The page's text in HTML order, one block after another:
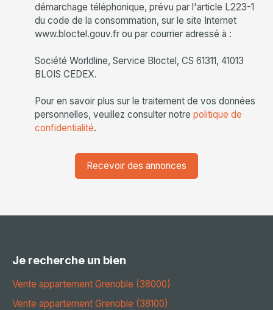
démarchage téléphonique, prévu par l'article L223-1
du code de la consommation, sur le site Internet
www.bloctel.gouv.fr ou par courrier adressé à :
Société Worldline, Service Bloctel, CS 61311, 41013
BLOIS CEDEX.
Pour en savoir plus sur le traitement de vos données
personnelles, veuillez consulter notre politique de
confidentialité.
Recevoir des annonces
Je recherche un bien
Vente appartement Grenoble (38000)
Vente appartement Grenoble (38100)